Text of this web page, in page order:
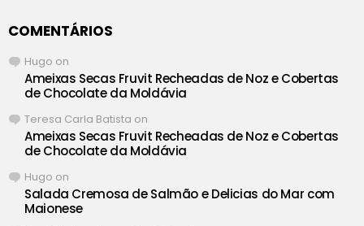
COMENTÁRIOS
Hugo on
Ameixas Secas Fruvit Recheadas de Noz e Cobertas
de Chocolate da Moldávia
Teresa Carla Batista on
Ameixas Secas Fruvit Recheadas de Noz e Cobertas
de Chocolate da Moldávia
Hugo on
Salada Cremosa de Salmão e Delicias do Mar com
Maionese